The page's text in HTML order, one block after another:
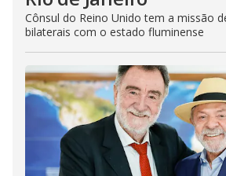
Cônsul do Reino Unido tem a missão
bilaterais com o estado fluminense